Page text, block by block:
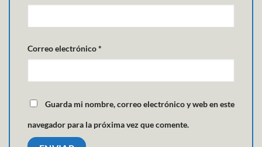
Correo electrónico*
Guarda mi nombre, correo electrónico y web en este
navegador para la próxima vez que comente.